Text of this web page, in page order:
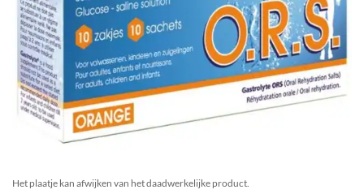
Het plaatje kan afwijken van het daadwerkelijke product.